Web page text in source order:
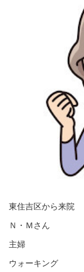
東住吉区から来院
Ｎ・Ｍさん
主婦
ウォーキング